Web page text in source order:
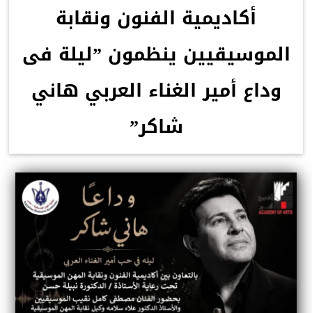
أكاديمية الفنون ونقابة
الموسيقيين ينظمون ”ليلة فى
وداع أمير الغناء العربي هاني
شاكر”